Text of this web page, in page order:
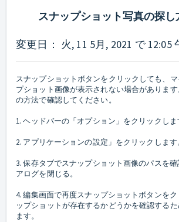
スナップショット写真の探し
変更日： 火, 11 5月, 2021 で 12:05
スナップショットボタンをクリックしても、
プショット画像が表示されない場合がありま
の方法で確認してください。
1. ヘッドバーの「オプション」をクリックしま
2. アプリケーションの設定」をクリックします
3. 保存タブでスナップショット画像のパスを
アログを閉じる。
4. 編集画面で再度スナップショットボタンを
ップショットが存在するかどうかを確認する
ます。